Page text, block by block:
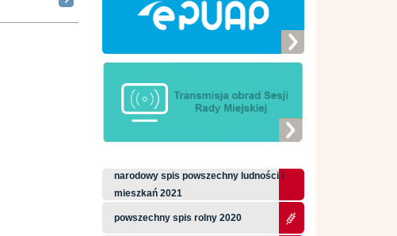
narodowy spis powszechny ludności i
mieszkań 2021
powszechny spis rolny 2020